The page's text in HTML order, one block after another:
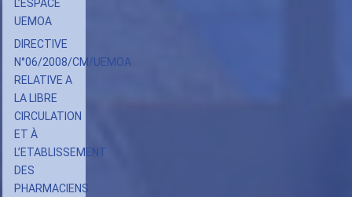
L’ESPACE
UEMOA
DIRECTIVE
N°06/2008/CM/UEMOA
RELATIVE A
LA LIBRE
CIRCULATION
ET À
L’ETABLISSEMENT
DES
PHARMACIENS